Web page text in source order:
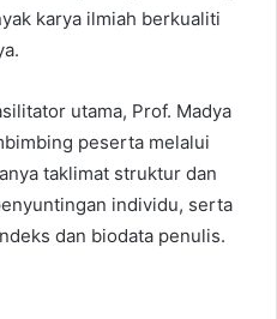
karya ilmiah berkualiti
utama, Prof. Madya
peserta melalui
taklimat struktur dan
individu, serta
dan biodata penulis.